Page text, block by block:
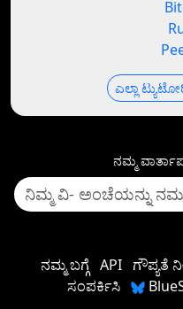
ಎಲ್ಲಾ
ನಮ್ಮ
ನಮ್ಮ ಬಗ್ಗೆ API ಗೌಪ್ಯತೆ
ಸಂಪರ್ಕಿಸಿ